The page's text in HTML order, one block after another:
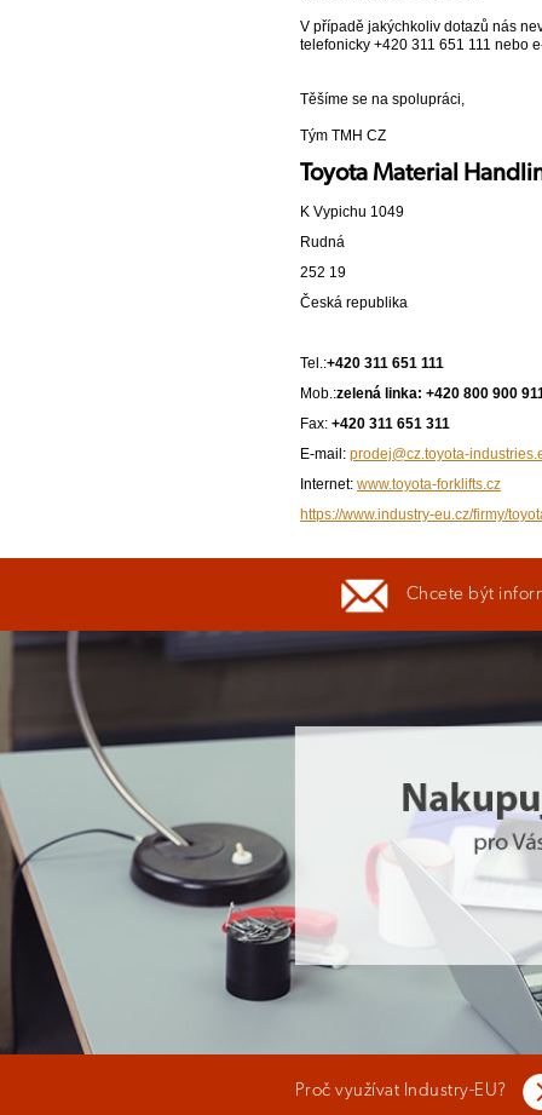
V případě jakýchkoliv dotazů nás
telefonicky +420 311 651 111 nebo
Těšíme se na spolupráci,
Tým TMH CZ
Toyota Material
K Vypichu 1049
Rudná
252 19
Česká republika
Tel.:+420 311 651 111
Mob.:zelená linka: +420 800 900
Fax: +420 311 651 311
E-mail: prodej@cz.toyota-
Internet: www.toyota-forklifts.cz
https://www.industry-eu.cz/firmy/
Chcete být
Proč využívat Industry-EU?